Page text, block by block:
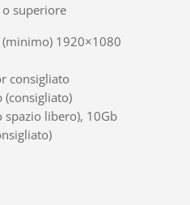
superiore
1920×1080
consigliato
(consigliato)
spazio libero), 10Gb